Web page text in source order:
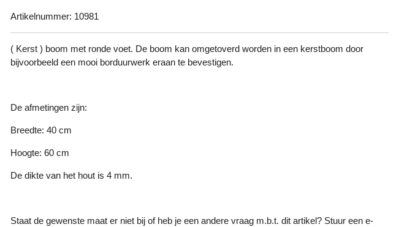
Artikelnummer: 10981
( Kerst ) boom met ronde voet. De boom kan omgetoverd worden in een kerstboom door
bijvoorbeeld een mooi borduurwerk eraan te bevestigen.
De afmetingen zijn:
Breedte: 40 cm
Hoogte: 60 cm
De dikte van het hout is 4 mm.
Staat de gewenste maat er niet bij of heb je een andere vraag m.b.t. dit artikel? Stuur een e-